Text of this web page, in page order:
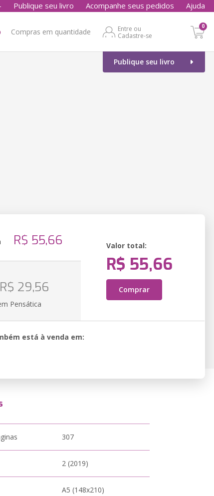
Publique seu livro Acompanhe seus pedidos Ajuda
Compras em quantidade
Entre ou
Cadastre-se
0
Publique seu livro
R$ 55,66 Valor total:
R$ 55,66
Comprar
R$ 29,56
Pensática
está à venda em:
307
2 (2019)
A5 (148x210)